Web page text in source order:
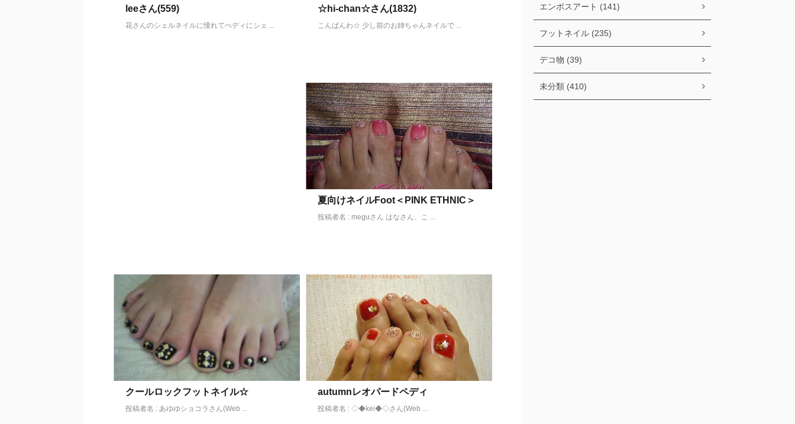
leeさん(559)
花さんのシェルネイルに憧れてぺディにシェ ...
☆hi-chan☆さん(1832)
こんばんわ☆ 少し前のお姉ちゃんネイルで ...
夏向けネイルFoot＜PINK ETHNIC＞
投稿者名 : meguさん はなさん、こ ...
クールロックフットネイル☆
投稿者名 : あゆゆショコラさん(Web ...
autumnレオパードペディ
投稿者名 : ◇◆kei◆◇さん(Web ...
エンボスアート (141)
フットネイル (235)
デコ物 (39)
未分類 (410)